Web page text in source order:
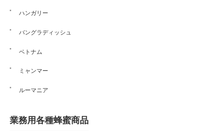
ハンガリー
バングラディッシュ
ベトナム
ミャンマー
ルーマニア
業務用各種蜂蜜商品